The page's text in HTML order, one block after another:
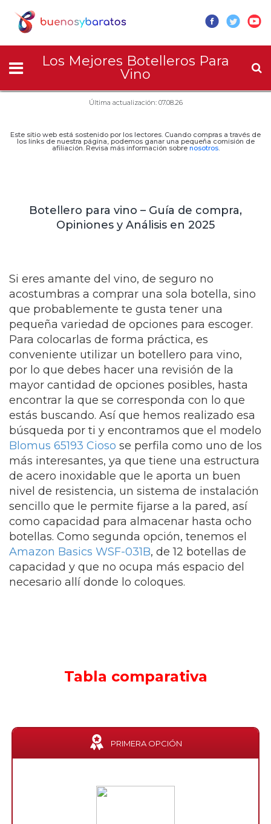
Los Mejores Botelleros Para
Vino
Última actualización: 07.08.26
Este sitio web está sostenido por los lectores. Cuando compras a través de
los links de nuestra página, podemos ganar una pequeña comisión de
afiliación. Revisa más información sobre nosotros.
Botellero para vino – Guía de compra,
Opiniones y Análisis en 2025
Si eres amante del vino, de seguro no
acostumbras a comprar una sola botella, sino
que probablemente te gusta tener una
pequeña variedad de opciones para escoger.
Para colocarlas de forma práctica, es
conveniente utilizar un botellero para vino,
por lo que debes hacer una revisión de la
mayor cantidad de opciones posibles, hasta
encontrar la que se corresponda con lo que
estás buscando. Así que hemos realizado esa
búsqueda por ti y encontramos que el modelo
Blomus 65193 Cioso se perfila como uno de los
más interesantes, ya que tiene una estructura
de acero inoxidable que le aporta un buen
nivel de resistencia, un sistema de instalación
sencillo que le permite fijarse a la pared, así
como capacidad para almacenar hasta ocho
botellas. Como segunda opción, tenemos el
Amazon Basics WSF-031B, de 12 botellas de
capacidad y que no ocupa más espacio del
necesario allí donde lo coloques.
Tabla comparativa
PRIMERA OPCIÓN